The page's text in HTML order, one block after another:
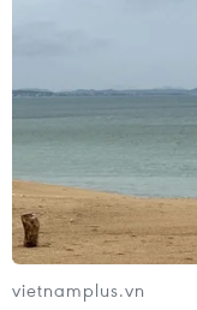
vietnamplus.vn